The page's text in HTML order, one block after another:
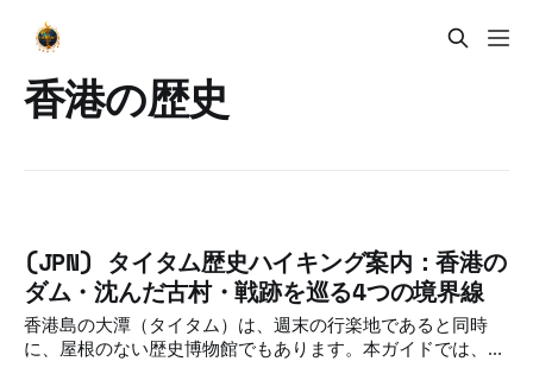
香港の歴史
(JPN) タイタム歴史ハイキング案内：香港の
ダム・沈んだ古村・戦跡を巡る4つの境界線
香港島の大潭（タイタム）は、週末の行楽地であると同時
に、屋根のない歴史博物館でもあります。本ガイドでは、植